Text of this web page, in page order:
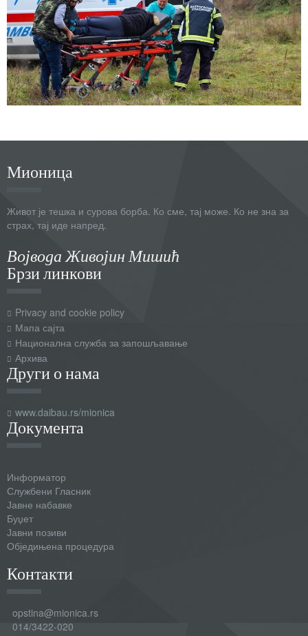
Мионица
Живот је тешка и сурова борба. Ко сме, тај може. Ко не зна за
страх, тај иде напред.
Војвода Живојин Мишић
Брзи линкови
Privacy and cookie policy
Мапа сајта
Национална служба за запошљавање
Архива
Други о нама
www.daibau.rs/mionica
Документа
Информатор
Службени Гласник
Јавне набавке
Буџет
Јавни позиви
Обједињена процедура
Контакти
opstina@mionica.rs
014/3422-020